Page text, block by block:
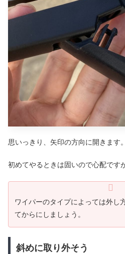
思いっきり、矢印の方向に開きます。
初めてやるときは固いので心配です
ワイパーのタイプによっては外し
てからにしましょう。
斜めに取り外そう